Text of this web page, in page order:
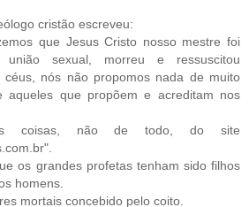
cristão escreveu:
que Jesus Cristo nosso mestre foi
união sexual, morreu e ressuscitou
céus, nós não propomos nada de muito
aqueles que propõem e acreditam nos
coisas, não de todo, do site
os grandes profetas tenham sido filhos
homens.
mortais concebido pelo coito.